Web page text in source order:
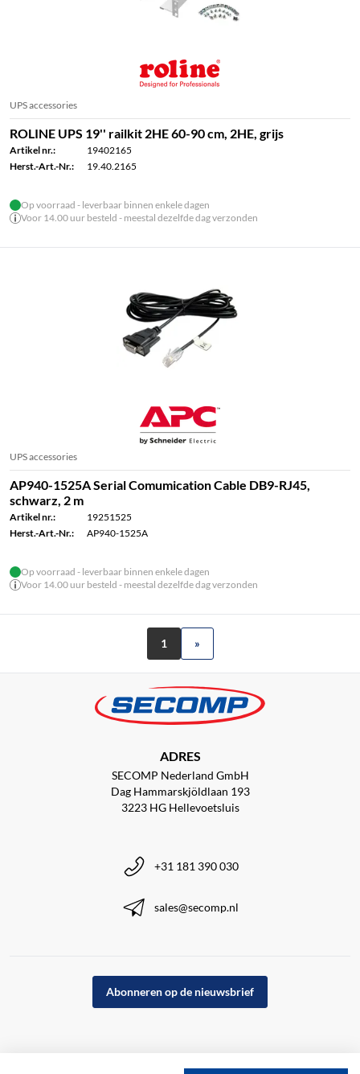
UPS accessories
ROLINE UPS 19'' railkit 2HE 60-90 cm, 2HE, grijs
Artikel nr.:
19402165
Herst.-Art.-Nr.:
19.40.2165
Op voorraad - leverbaar binnen enkele dagen
Voor 14.00 uur besteld - meestal dezelfde dag verzonden
UPS accessories
AP940-1525A Serial Comumication Cable DB9-RJ45,
schwarz, 2 m
Artikel nr.:
19251525
Herst.-Art.-Nr.:
AP940-1525A
Op voorraad - leverbaar binnen enkele dagen
Voor 14.00 uur besteld - meestal dezelfde dag verzonden
1 »
ADRES
SECOMP Nederland GmbH
Dag Hammarskjöldlaan 193
3223 HG Hellevoetsluis
+31 181 390 030
sales@secomp.nl
Abonneren op de nieuwsbrief